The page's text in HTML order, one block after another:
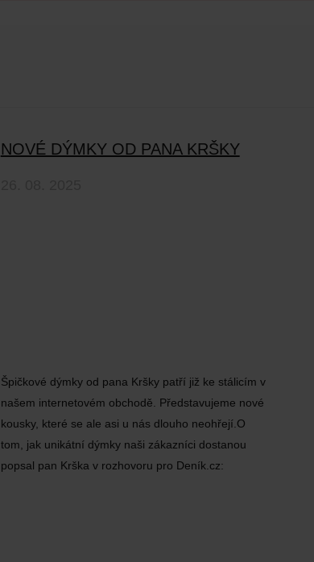
NOVÉ DÝMKY OD PANA KRŠKY
Špičkové dýmky od pana Kršky patří již ke stálicím v
našem internetovém obchodě. Představujeme nové
kousky, které se ale asi u nás dlouho neohřejí.O
tom, jak unikátní dýmky naši zákazníci dostanou
popsal pan Krška v rozhovoru pro Deník.cz: